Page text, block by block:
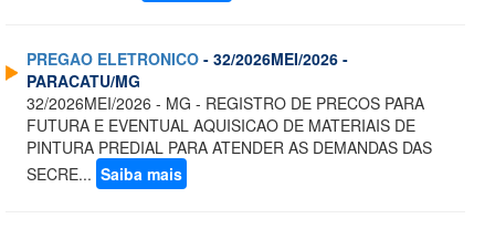
PREGAO ELETRONICO - 32/2026MEI/2026 -
PARACATU/MG
32/2026MEI/2026 - MG - REGISTRO DE PRECOS PARA
FUTURA E EVENTUAL AQUISICAO DE MATERIAIS DE
PINTURA PREDIAL PARA ATENDER AS DEMANDAS DAS
SECRE... Saiba mais